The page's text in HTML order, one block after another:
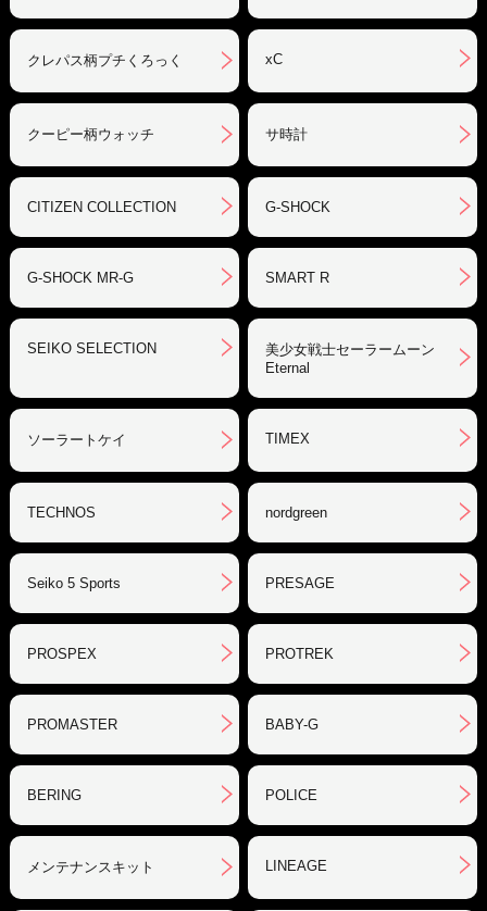
クレパス柄プチくろっく xC
クーピー柄ウォッチ サ時計
CITIZEN COLLECTION G-SHOCK
G-SHOCK MR-G SMART R
SEIKO SELECTION
美少女戦士セーラームーン
Eternal
ソーラートケイ TIMEX
TECHNOS nordgreen
Seiko 5 Sports PRESAGE
PROSPEX PROTREK
PROMASTER BABY-G
BERING POLICE
メンテナンスキット LINEAGE